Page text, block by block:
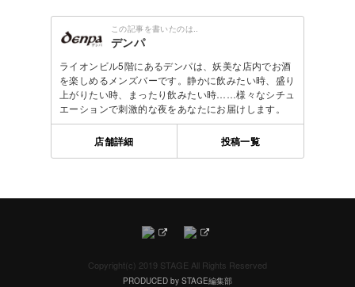
この記事を書いたのは..
デンパ
ライオンビル5階にあるデンパは、妖美な店内でお酒
を楽しめるメンズバーです。静かに飲みたい時、盛り
上がりたい時、まったり飲みたい時……様々なシチュ
エーションで刺激的な夜をあなたにお届けします。
店舗詳細 投稿一覧
Copyright(c) 2019 STAGE All Rights Reserved
PRODUCED by STAGE編集部